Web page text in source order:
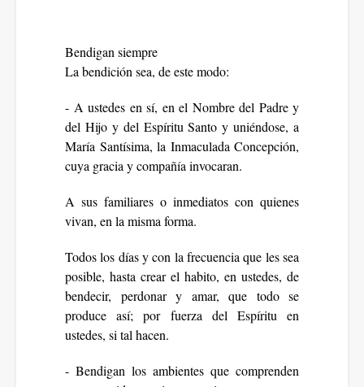
Bendigan siempre
La bendición sea, de este modo:
- A ustedes en sí, en el Nombre del Padre y
del Hijo y del Espíritu Santo y uniéndose, a
María Santísima, la Inmaculada Concepción,
cuya gracia y compañía invocaran.
A sus familiares o inmediatos con quienes
vivan, en la misma forma.
Todos los días y con la frecuencia que les sea
posible, hasta crear el habito, en ustedes, de
bendecir, perdonar y amar, que todo se
produce así; por fuerza del Espíritu en
ustedes, si tal hacen.
- Bendigan los ambientes que comprenden